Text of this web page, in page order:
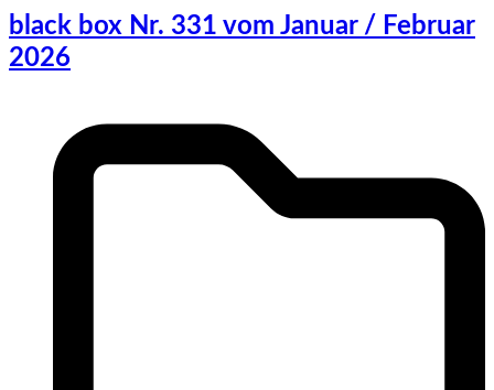
black box Nr. 331 vom Januar / Februar
2026